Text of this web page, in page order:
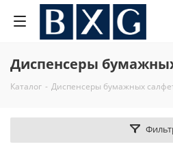
Диспенсеры
Каталог - Диспенсеры бумажных